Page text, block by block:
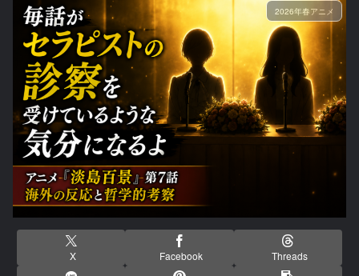
2026年春アニメ
X Facebook Threads